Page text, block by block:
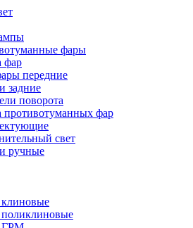
фары
фар
передние
задние
поворота
противотуманных фар
свет
ручные